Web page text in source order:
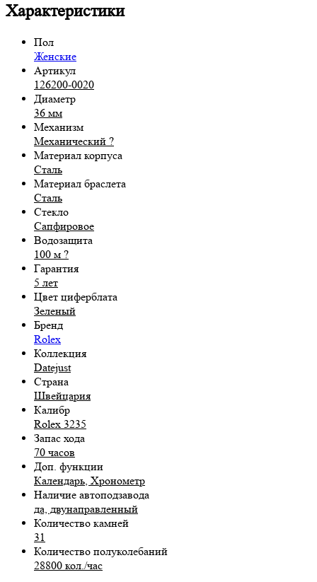
Характеристики
Пол
Женские
Артикул
126200-0020
Диаметр
36 мм
Механизм
Механический ?
Материал корпуса
Сталь
Материал браслета
Сталь
Стекло
Сапфировое
Водозащита
100 м ?
Гарантия
5 лет
Цвет циферблата
Зеленый
Бренд
Rolex
Коллекция
Datejust
Страна
Швейцария
Калибр
Rolex 3235
Запас хода
70 часов
Доп. функции
Календарь Хронометр
Наличие автоподзавода
да, двунаправленный
Количество камней
31
Количество полуколебаний
28800 кол./час